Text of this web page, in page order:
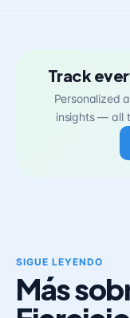
Track
Personalized
insights — all
SIGUE LEYENDO
Más